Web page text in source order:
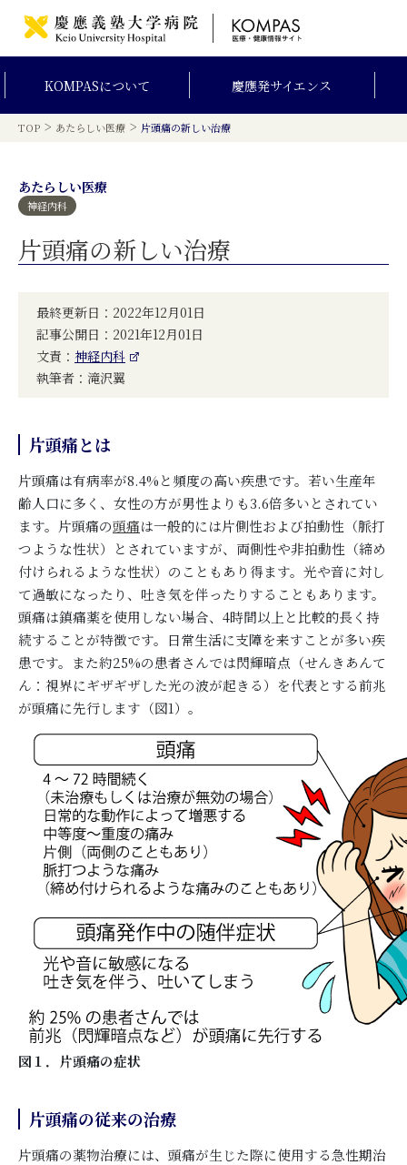
KOMPASについて 慶應発サイエンス
TOP > あたらしい医療 > 片頭痛の新しい治療
あたらしい医療
神経内科
片頭痛の新しい治療
最終更新日：2022年12月01日
記事公開日：2021年12月01日
文責： 神経内科
執筆者：滝沢翼
片頭痛とは
片頭痛は有病率が8.4%と頻度の高い疾患です。若い生産年
齢人口に多く、女性の方が男性よりも3.6倍多いとされてい
ます。片頭痛の頭痛は一般的には片側性および拍動性（脈打
つような性状）とされていますが、両側性や非拍動性（締め
付けられるような性状）のこともあり得ます。光や音に対し
て過敏になったり、吐き気を伴ったりすることもあります。
頭痛は鎮痛薬を使用しない場合、4時間以上と比較的長く持
続することが特徴です。日常生活に支障を来すことが多い疾
患です。また約25%の患者さんでは閃輝暗点（せんきあんて
ん：視界にギザギザした光の波が起きる）を代表とする前兆
が頭痛に先行します（図1）。
図１．片頭痛の症状
片頭痛の従来の治療
片頭痛の薬物治療には、頭痛が生じた際に使用する急性期治